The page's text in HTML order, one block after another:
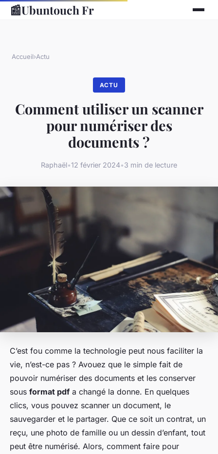
📰Ubuntouch Fr
Accueil›Actu
ACTU
Comment utiliser un scanner
pour numériser des
documents ?
Raphaël•12 février 2024•3 min de lecture
C’est fou comme la technologie peut nous faciliter la
vie, n’est-ce pas ? Avouez que le simple fait de
pouvoir numériser des documents et les conserver
sous format pdf a changé la donne. En quelques
clics, vous pouvez scanner un document, le
sauvegarder et le partager. Que ce soit un contrat, un
reçu, une photo de famille ou un dessin d’enfant, tout
peut être numérisé. Alors, comment faire pour